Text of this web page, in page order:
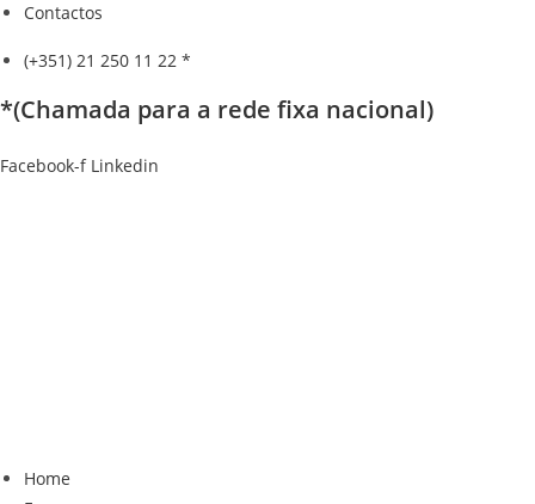
Contactos
(+351) 21 250 11 22 *
*(Chamada para a rede fixa nacional)
Facebook-f Linkedin
Home